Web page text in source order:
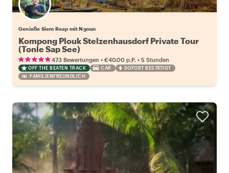
Genieße Siem Reap mit Ngoun
Kompong Plouk Stelzenhausdorf Private Tour
(Tonle Sap See)
473 Bewertungen • €40.00 p.P. • 5 Stunden
OFF THE BEATEN TRACK CAR
SOFORT BESTÄTIGT
FAMILIENFREUNDLICH